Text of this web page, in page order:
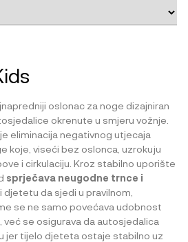
oslonac za noge dizajniran
okrenute u smjeru vožnje.
eliminacija negativnog utjecaja
koje, viseći bez oslonca, uzrokuju
i cirkulaciju. Kroz stabilno uporište
sprječava neugodne trnce i
djetetu da sjedi u pravilnom,
se ne samo povećava udobnost
se osigurava da autosjedalica
jer tijelo djeteta ostaje stabilno uz